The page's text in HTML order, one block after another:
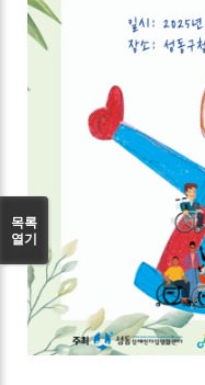
목록
열기